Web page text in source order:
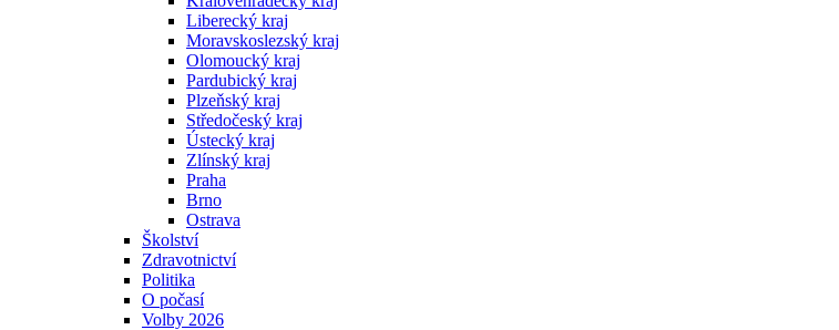
Liberecký kraj
Moravskoslezský kraj
Olomoucký kraj
Pardubický kraj
Plzeňský kraj
Středočeský kraj
Ústecký kraj
Zlínský kraj
Praha
Brno
Ostrava
Školství
Zdravotnictví
Politika
O počasí
Volby 2026